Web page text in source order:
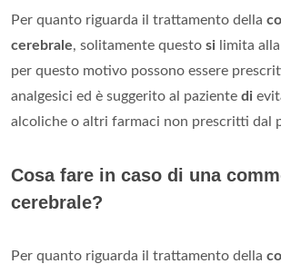
Per quanto riguarda il trattamento della
cerebrale, solitamente questo si limita
per questo motivo possono essere
analgesici ed è suggerito al paziente di
alcoliche o altri farmaci non prescritti dal
Cosa fare in caso di una
cerebrale?
Per quanto riguarda il trattamento della